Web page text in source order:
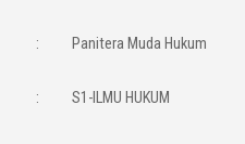
: Panitera Muda Hukum
: S1-ILMU HUKUM